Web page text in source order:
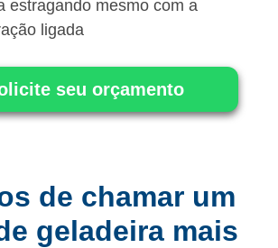
estragando mesmo com a
ligada
seu orçamento
de chamar um
geladeira mais